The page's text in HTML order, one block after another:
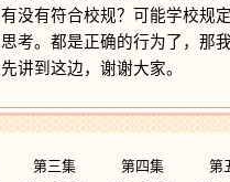
没有符合校规？可能学校规
考。都是正确的行为了，那
讲到这边，谢谢大家。
第三集 第四集
第